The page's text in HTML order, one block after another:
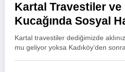
Kartal Travestiler ve
Kucağında Sosyal
Kartal travestiler dediğimizde
mu geliyor yoksa Kadıköy’den